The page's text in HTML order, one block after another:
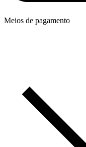
Meios de pagamento